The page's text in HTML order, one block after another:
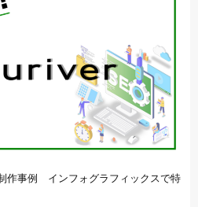
作事例 インフォグラフィックスで特